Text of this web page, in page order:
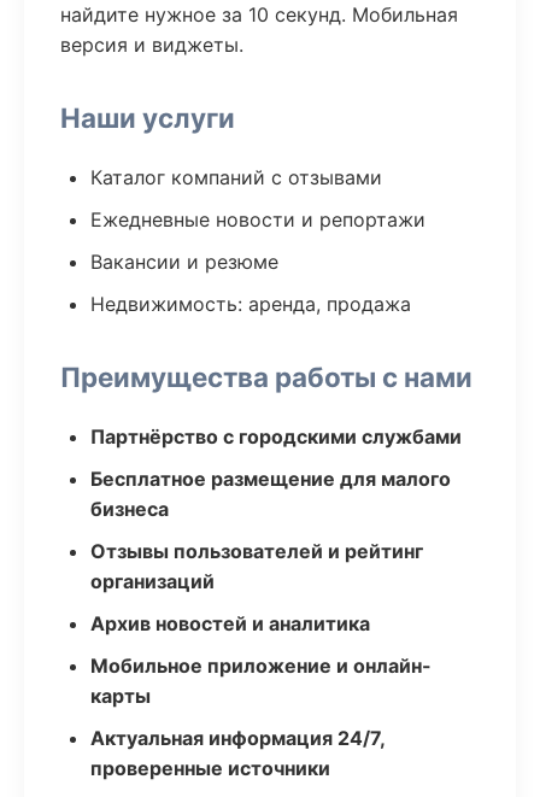
найдите нужное за 10 секунд. Мобильная
версия и виджеты.
Наши услуги
Каталог компаний с отзывами
Ежедневные новости и репортажи
Вакансии и резюме
Недвижимость: аренда, продажа
Преимущества работы с нами
Партнёрство с городскими службами
Бесплатное размещение для малого
бизнеса
Отзывы пользователей и рейтинг
организаций
Архив новостей и аналитика
Мобильное приложение и онлайн-
карты
Актуальная информация 24/7,
проверенные источники